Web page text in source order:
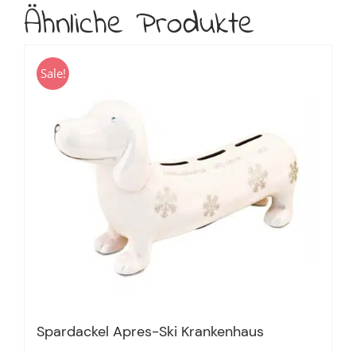
Ähnliche Produkte
Sale!
Spardackel Apres-Ski Krankenhaus